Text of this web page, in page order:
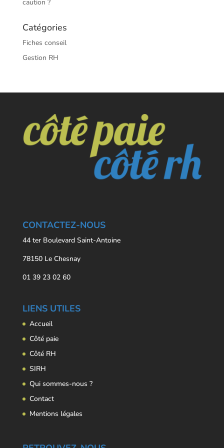
caution ?
Catégories
Fiches conseil
Gestion RH
CONTACTEZ-NOUS
44 ter Boulevard Saint-Antoine
78150 Le Chesnay
01 39 23 02 60
LIENS UTILES
Accueil
Côté paie
Côté RH
SIRH
Qui sommes-nous ?
Contact
Mentions légales